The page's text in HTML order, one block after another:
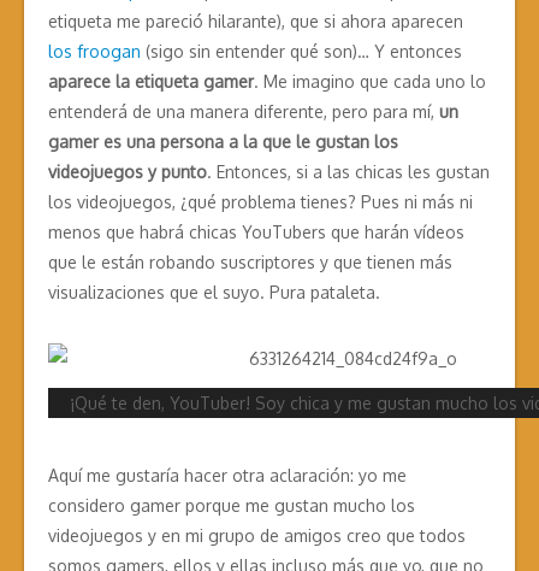
etiqueta me pareció hilarante), que si ahora aparecen
los froogan (sigo sin entender qué son)… Y entonces
aparece la etiqueta gamer. Me imagino que cada uno lo
entenderá de una manera diferente, pero para mí, un
gamer es una persona a la que le gustan los
videojuegos y punto. Entonces, si a las chicas les gustan
los videojuegos, ¿qué problema tienes? Pues ni más ni
menos que habrá chicas YouTubers que harán vídeos
que le están robando suscriptores y que tienen más
visualizaciones que el suyo. Pura pataleta.
¡Qué te den, YouTuber! Soy chica y me gustan mucho los
Aquí me gustaría hacer otra aclaración: yo me
considero gamer porque me gustan mucho los
videojuegos y en mi grupo de amigos creo que todos
somos gamers, ellos y ellas incluso más que yo, que no